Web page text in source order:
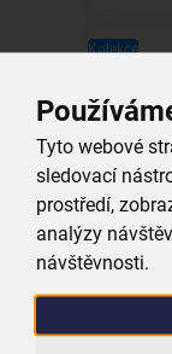
Tyto webové
sledovací
prostředí,
analýzy
návštěvnosti.
Kolekce
79,00 Kč